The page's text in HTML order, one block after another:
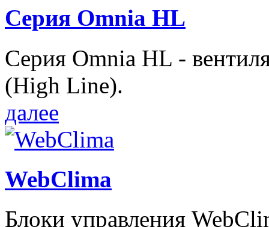
Серия Omnia HL
Серия Omnia HL -
(High Line).
далее
WebClima
Блоки упрaвлeния